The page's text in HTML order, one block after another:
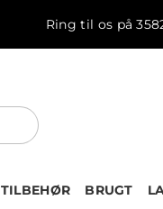
Ring til os på
TILBEHØR BRUGT